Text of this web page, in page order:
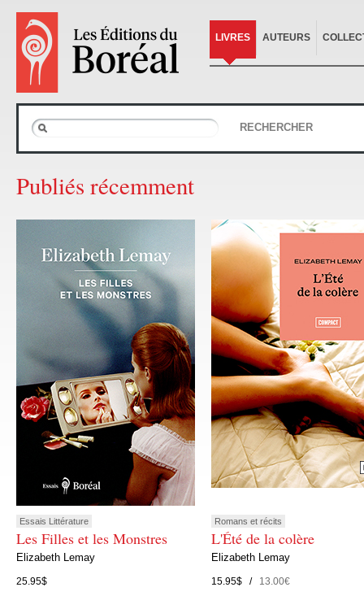
LIVRES AUTEURS
RECHERCHER
Publiés récemment
Essais Littérature
Les Filles et les Monstres
Elizabeth Lemay
25.95$
Romans et récits
L'Été de la colère
Elizabeth Lemay
15.95$ /13.00€